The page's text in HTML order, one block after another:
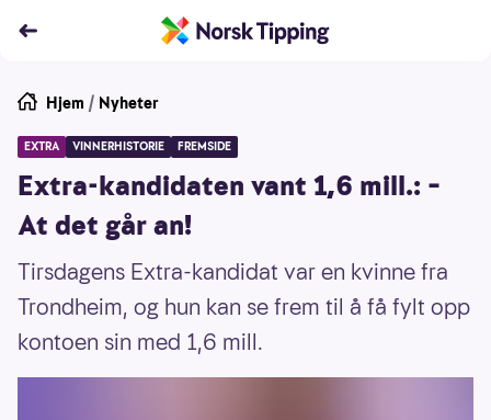
Hjem / Nyheter
EXTRA VINNERHISTORIE FREMSIDE
Extra-kandidaten vant 1,6 mill.: –
At det går an!
Tirsdagens Extra-kandidat var en kvinne fra
Trondheim, og hun kan se frem til å få fylt opp
kontoen sin med 1,6 mill.